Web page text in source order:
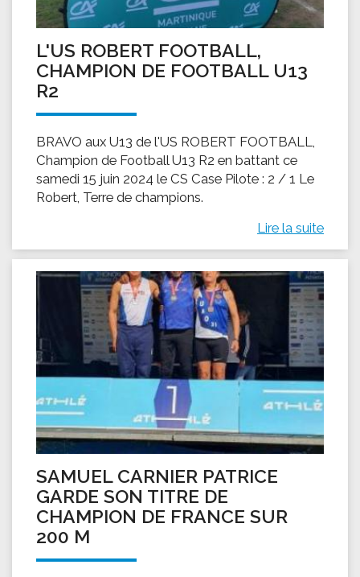
L'US ROBERT FOOTBALL,
CHAMPION DE FOOTBALL U13
R2
BRAVO aux U13 de l'US ROBERT FOOTBALL,
Champion de Football U13 R2 en battant ce
samedi 15 juin 2024 le CS Case Pilote : 2 / 1 Le
Robert, Terre de champions.
Lire la suite
SAMUEL CARNIER PATRICE
GARDE SON TITRE DE
CHAMPION DE FRANCE SUR
200 M